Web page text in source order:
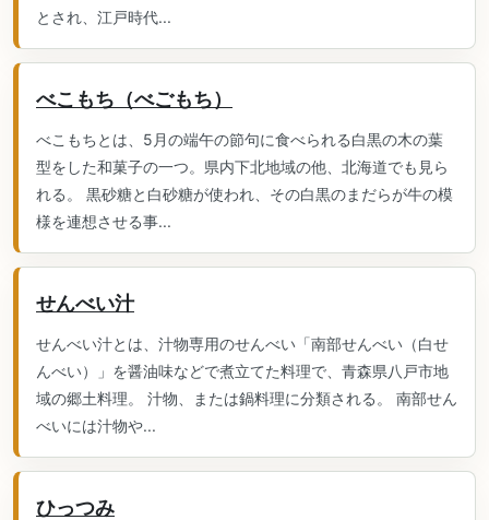
とされ、江戸時代...
べこもち（べごもち）
べこもちとは、5月の端午の節句に食べられる白黒の木の葉
型をした和菓子の一つ。県内下北地域の他、北海道でも見ら
れる。 黒砂糖と白砂糖が使われ、その白黒のまだらが牛の模
様を連想させる事...
せんべい汁
せんべい汁とは、汁物専用のせんべい「南部せんべい（白せ
んべい）」を醤油味などで煮立てた料理で、青森県八戸市地
域の郷土料理。 汁物、または鍋料理に分類される。 南部せん
べいには汁物や...
ひっつみ